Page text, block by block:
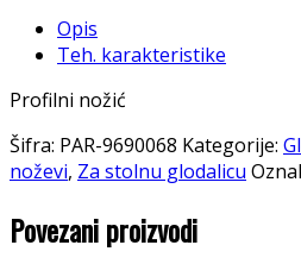
Opis
Teh. karakteristike
Profilni nožić
Šifra: PAR-9690068 Kategorije:
noževi, Za stolnu glodalicu
Povezani proizvodi